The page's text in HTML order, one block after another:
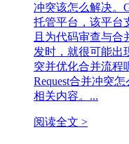
冲突该怎么解决。
托管平台，该平台
且为代码审查与
发时，就很可能出
突并优化合并流程
Request合并冲突
相关内容。...
阅读全文 >